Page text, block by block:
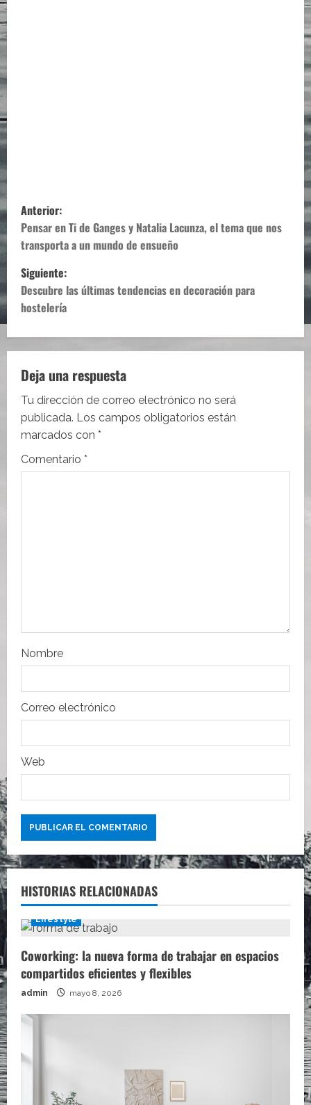
N
a
v
e
g
a
c
i
ó
n
r
a
d
a
s
Anterior:
Pensar en Ti de Ganges y Natalia Lacunza, el tema que nos
transporta a un mundo de ensueño
Siguiente:
Descubre las últimas tendencias en decoración para
hostelería
Deja una respuesta
Tu dirección de correo electrónico no será
publicada. Los campos obligatorios están
marcados con *
Comentario *
Nombre
Correo electrónico
Web
HISTORIAS RELACIONADAS
Lifestyle
Coworking: la nueva forma de trabajar en espacios
compartidos eficientes y flexibles
admin mayo 8, 2026